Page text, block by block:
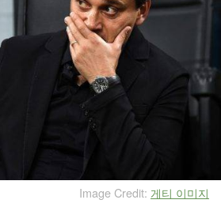
Image Credit: 게티 이미지